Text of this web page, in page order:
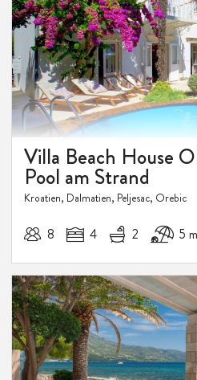
5%
RABATT
Villa Beach House
Pool am Strand
Kroatien, Dalmatien, Peljesac, Orebic
8 4 2 5 m